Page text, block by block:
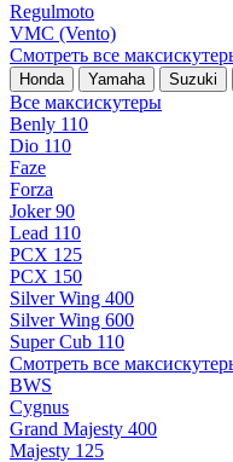
Regulmoto
VMC (Vento)
Смотреть все
Honda Yamaha Suzuki
Все максискутеры
Benly 110
Dio 110
Faze
Forza
Joker 90
Lead 110
PCX 125
PCX 150
Silver Wing 400
Silver Wing 600
Super Cub 110
Смотреть все
BWS
Cygnus
Grand Majesty 400
Majesty 125